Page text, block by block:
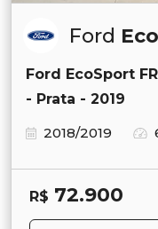
Ford
Ford EcoSport
- Prata - 2019
2018/2019
R$ 72.900